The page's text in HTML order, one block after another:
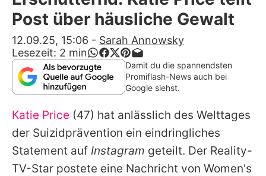
Alle Themen auf Promiflash
App runterladen
Team
Redaktionelle Richtlinien
Impressum
Datenschutzerklärung
Post über häusliche Gewalt
12.09.25, 15:06 - Sarah Annowsky
Lesezeit: 2 min
Damit du die spannendsten
Promiflash-News auch bei
Google siehst.
Katie Price (47) hat anlässlich des Welttages
der Suizidprävention ein eindringliches
Statement auf Instagram geteilt. Der Reality-
TV-Star postete eine Nachricht von Women's